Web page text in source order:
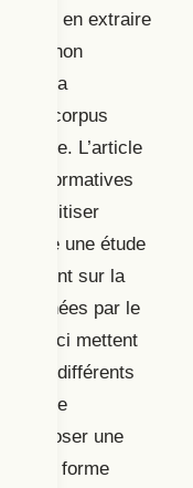
pour en extraire
au canon
à la
ce corpus
revivre. L’article
performatives
politiser
une étude
sur la
signées par le
ci mettent
différents
et de
proposer une
la forme